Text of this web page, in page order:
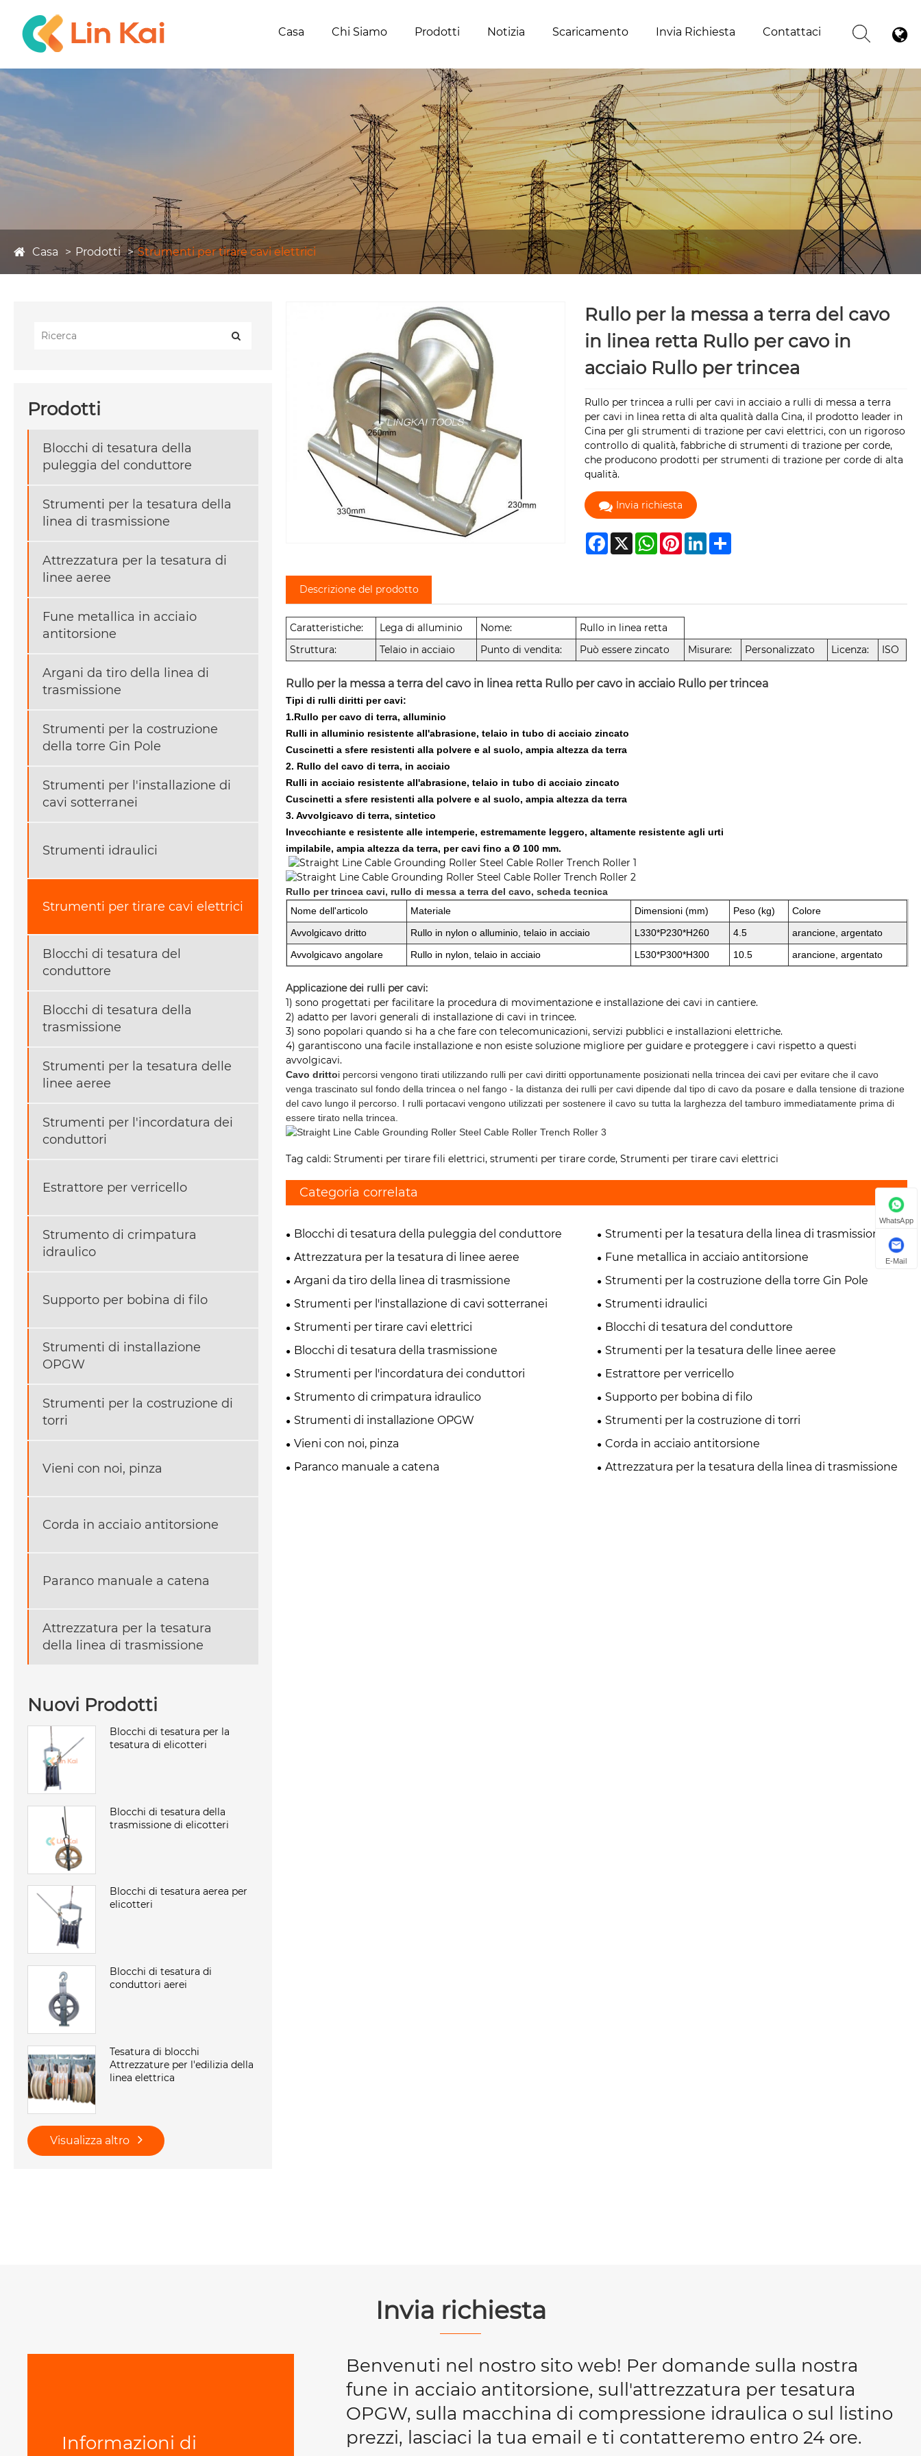
Casa Chi Siamo Prodotti Notizia Scaricamento Invia Richiesta Contattaci
Casa Prodotti Strumenti per tirare cavi elettrici
Prodotti
Blocchi di tesatura della
puleggia del conduttore
Strumenti per la tesatura della
linea di trasmissione
Attrezzatura per la tesatura di
linee aeree
Fune metallica in acciaio
antitorsione
Argani da tiro della linea di
trasmissione
Strumenti per la costruzione
della torre Gin Pole
Strumenti per l'installazione di
cavi sotterranei
Strumenti idraulici
Strumenti per tirare cavi elettrici
Blocchi di tesatura del
conduttore
Blocchi di tesatura della
trasmissione
Strumenti per la tesatura delle
linee aeree
Strumenti per l'incordatura dei
conduttori
Estrattore per verricello
Strumento di crimpatura
idraulico
Supporto per bobina di filo
Strumenti di installazione
OPGW
Strumenti per la costruzione di
torri
Vieni con noi, pinza
Corda in acciaio antitorsione
Paranco manuale a catena
Attrezzatura per la tesatura
della linea di trasmissione
Nuovi Prodotti
Blocchi di tesatura per la
tesatura di elicotteri
Blocchi di tesatura della
trasmissione di elicotteri
Blocchi di tesatura aerea per
elicotteri
Blocchi di tesatura di
conduttori aerei
Tesatura di blocchi
Attrezzature per l'edilizia della
linea elettrica
Visualizza altro
Rullo per la messa a terra del cavo
in linea retta Rullo per cavo in
acciaio Rullo per trincea
Rullo per trincea a rulli per cavi in ​​acciaio a rulli di messa a terra
per cavi in ​​linea retta di alta qualità dalla Cina, il prodotto leader in
Cina per gli strumenti di trazione per cavi elettrici, con un rigoroso
controllo di qualità, fabbriche di strumenti di trazione per corde,
che producono prodotti per strumenti di trazione per corde di alta
qualità.
Invia richiesta
Facebook
X WhatsApp
PinterestLinkedInShare
Descrizione del prodotto
Caratteristiche: Lega di alluminio Nome:
Rullo in linea retta
Struttura:
Telaio in acciaio Punto di vendita: Può essere zincato Misurare: Personalizzato Licenza: ISO
Rullo per la messa a terra del cavo in linea retta Rullo per cavo in acciaio Rullo per trincea
Tipi di rulli diritti per cavi:
1.Rullo per cavo di terra, alluminio
Rulli in alluminio resistente all'abrasione, telaio in tubo di acciaio zincato
Cuscinetti a sfere resistenti alla polvere e al suolo, ampia altezza da terra
2. Rullo del cavo di terra, in acciaio
Rulli in acciaio resistente all'abrasione, telaio in tubo di acciaio zincato
Cuscinetti a sfere resistenti alla polvere e al suolo, ampia altezza da terra
3. Avvolgicavo di terra, sintetico
Invecchiante e resistente alle intemperie, estremamente leggero, altamente resistente agli urti
impilabile, ampia altezza da terra, per cavi fino a Ø 100 mm.
Rullo per trincea cavi, rullo di messa a terra del cavo, scheda tecnica
Nome dell'articolo
Materiale Dimensioni (mm) Peso (kg)
Colore
Avvolgicavo dritto
Rullo in nylon o alluminio, telaio in acciaio L330*P230*H260 4.5
arancione, argentato
Avvolgicavo angolare
Rullo in nylon, telaio in acciaio L530*P300*H300 10.5 arancione, argentato
Applicazione dei rulli per cavi:
1) sono progettati per facilitare la procedura di movimentazione e installazione dei cavi in ​​cantiere.
2) adatto per lavori generali di installazione di cavi in ​​trincee.
3) sono popolari quando si ha a che fare con telecomunicazioni, servizi pubblici e installazioni elettriche.
4) garantiscono una facile installazione e non esiste soluzione migliore per guidare e proteggere i cavi rispetto a questi
avvolgicavi.
Cavo drittoi percorsi vengono tirati utilizzando rulli per cavi diritti opportunamente posizionati nella trincea dei cavi per evitare che il cavo
venga trascinato sul fondo della trincea o nel fango - la distanza dei rulli per cavi dipende dal tipo di cavo da posare e dalla tensione di trazione
del cavo lungo il percorso. I rulli portacavi vengono utilizzati per sostenere il cavo su tutta la larghezza del tamburo immediatamente prima di
essere tirato nella trincea.
Tag caldi: Strumenti per tirare fili elettrici, strumenti per tirare corde, Strumenti per tirare cavi elettrici
Categoria correlata
Blocchi di tesatura della puleggia del conduttore
Strumenti per la tesatura della linea di trasmissione
Attrezzatura per la tesatura di linee aeree
Fune metallica in acciaio antitorsione
Argani da tiro della linea di trasmissione
Strumenti per la costruzione della torre Gin Pole
Strumenti per l'installazione di cavi sotterranei
Strumenti idraulici
Strumenti per tirare cavi elettrici
Blocchi di tesatura del conduttore
Blocchi di tesatura della trasmissione
Strumenti per la tesatura delle linee aeree
Strumenti per l'incordatura dei conduttori
Estrattore per verricello
Strumento di crimpatura idraulico
Supporto per bobina di filo
Strumenti di installazione OPGW
Strumenti per la costruzione di torri
Vieni con noi, pinza
Corda in acciaio antitorsione
Paranco manuale a catena
Attrezzatura per la tesatura della linea di trasmissione
Invia richiesta
Informazioni di
Benvenuti nel nostro sito web! Per domande sulla nostra
fune in acciaio antitorsione, sull'attrezzatura per tesatura
OPGW, sulla macchina di compressione idraulica o sul listino
prezzi, lasciaci la tua email e ti contatteremo entro 24 ore.
WhatsApp
E-Mail